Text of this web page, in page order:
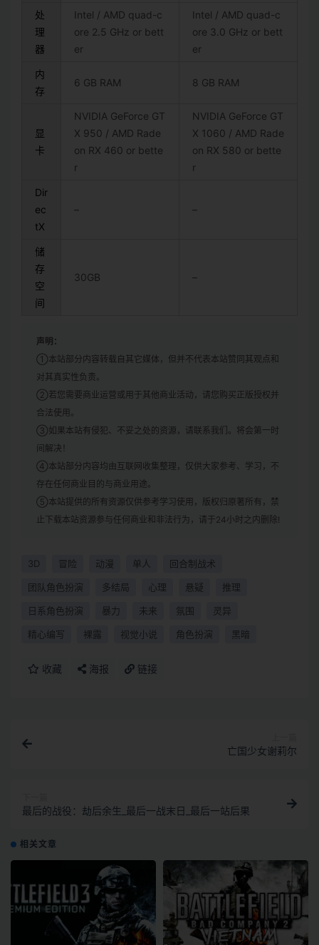
处
理
器
Intel / AMD quad-c
ore 2.5 GHz or bett
er
Intel / AMD quad-c
ore 3.0 GHz or bett
er
内
存
6 GB RAM 8 GB RAM
显
卡
NVIDIA GeForce GT
X 950 / AMD Rade
on RX 460 or bette
r
NVIDIA GeForce GT
X 1060 / AMD Rade
on RX 580 or bette
r
Dir
ec
tX
– –
储
存
空
间
30GB –
声明：
①本站部分内容转载自其它媒体，但并不代表本站赞同其观点和
对其真实性负责。
②若您需要商业运营或用于其他商业活动，请您购买正版授权并
合法使用。
③如果本站有侵犯、不妥之处的资源，请联系我们。将会第一时
间解决！
④本站部分内容均由互联网收集整理，仅供大家参考、学习，不
存在任何商业目的与商业用途。
⑤本站提供的所有资源仅供参考学习使用，版权归原著所有，禁
止下载本站资源参与任何商业和非法行为，请于24小时之内删除!
3D 冒险 动漫 单人 回合制战术
团队角色扮演 多结局 心理 悬疑 推理
日系角色扮演 暴力 未来 氛围 灵异
精心编写 裸露 视觉小说 角色扮演 黑暗
收藏 海报 链接
亡国少女谢莉尔
最后的战役：劫后余生_最后一战末日_最后一站后果
相关文章